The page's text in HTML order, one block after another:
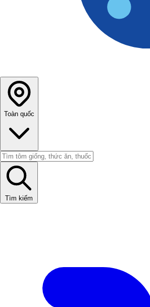
Toàn quốc
Tìm kiếm